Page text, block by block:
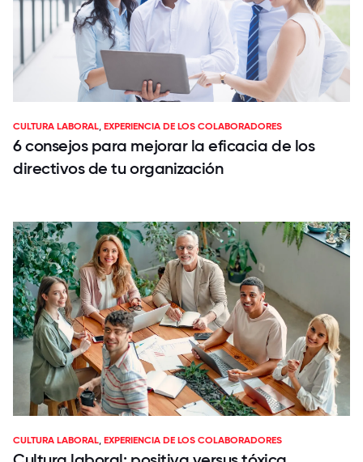
CULTURA LABORAL,EXPERIENCIA DE LOS COLABORADORES
6 consejos para mejorar la eficacia de los
directivos de tu organización
CULTURA LABORAL,EXPERIENCIA DE LOS COLABORADORES